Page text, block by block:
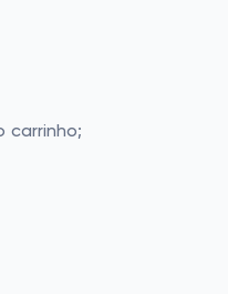
carrinho;